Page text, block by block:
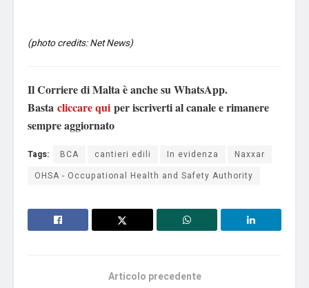
(photo credits: Net News)
Il Corriere di Malta è anche su WhatsApp.
Basta cliccare qui per iscriverti al canale e rimanere
sempre aggiornato
Tags: BCA cantieri edili In evidenza
Naxxar
OHSA - Occupational Health and Safety Authority
Articolo precedente